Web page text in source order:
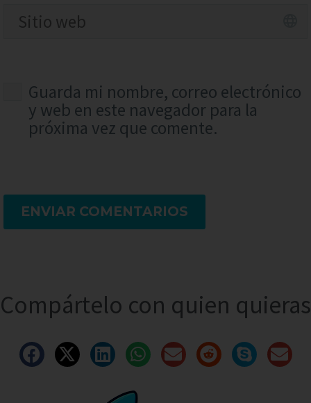
Guarda mi nombre, correo electrónico
y web en este navegador para la
próxima vez que comente.
ENVIAR COMENTARIOS
Compártelo con quien quieras